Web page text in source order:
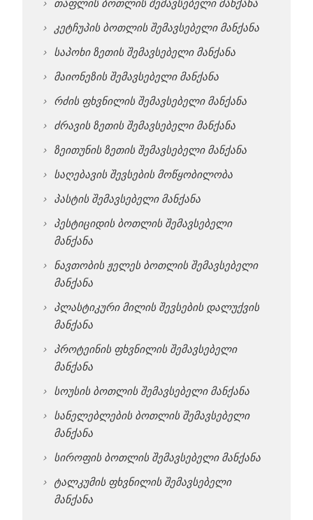
კეტჩუპის ბოთლის შემავსებელი მანქანა
საპოხი ზეთის შემავსებელი მანქანა
მაიონეზის შემავსებელი მანქანა
რძის ფხვნილის შემავსებელი მანქანა
ძრავის ზეთის შემავსებელი მანქანა
ზეითუნის ზეთის შემავსებელი მანქანა
საღებავის შევსების მოწყობილობა
პასტის შემავსებელი მანქანა
პესტიციდის ბოთლის შემავსებელი
მანქანა
ნავთობის ჟელეს ბოთლის შემავსებელი
მანქანა
პლასტიკური მილის შევსების დალუქვის
მანქანა
პროტეინის ფხვნილის შემავსებელი
მანქანა
სოუსის ბოთლის შემავსებელი მანქანა
სანელებლების ბოთლის შემავსებელი
მანქანა
სიროფის ბოთლის შემავსებელი მანქანა
ტალკუმის ფხვნილის შემავსებელი
მანქანა